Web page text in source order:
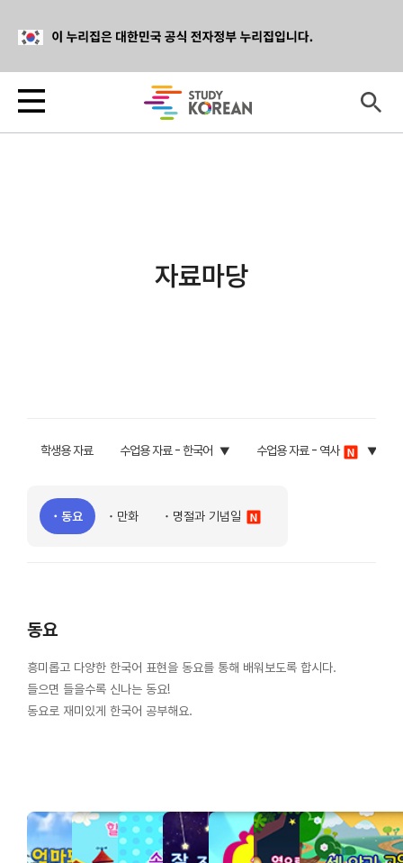
HOME > 자료마당 > 동요
자료마당
학생용 자료 수업용 자료 - 한국어 수업용 자료 - 역사
동요 만화 명절과 기념일
동요
흥미롭고 다양한 한국어 표현을 동요를 통해 배워보도록 합시다.
들으면 들을수록 신나는 동요!
동요로 재미있게 한국어 공부해요.